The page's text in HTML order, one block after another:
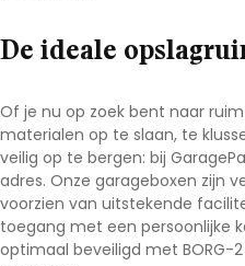
De ideale
Of je nu op zoek bent naar
materialen op te slaan, te
veilig op te bergen: bij
adres. Onze garageboxen zijn
voorzien van uitstekende
toegang met een persoonlijke
optimaal beveiligd met BORG-